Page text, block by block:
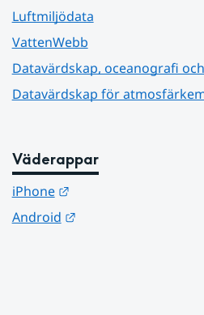
Luftmiljödata
VattenWebb
Datavärdskap, oceanografi
Datavärdskap för
Väderappar
iPhone
Länk till annan
Android
Länk till annan